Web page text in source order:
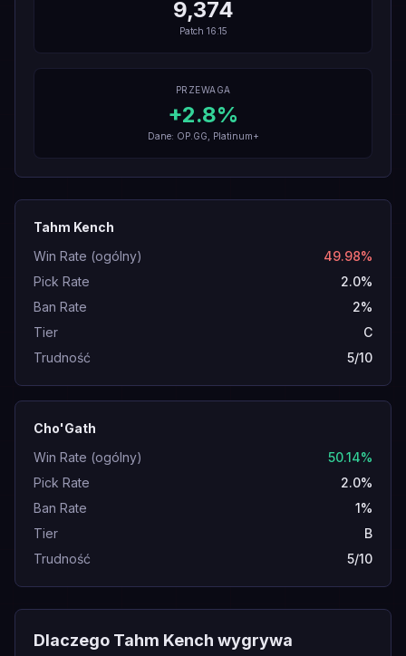
9,374
Patch 16.15
PRZEWAGA
+2.8%
Dane: OP.GG, Platinum+
Tahm Kench
Win Rate (ogólny)
49.98%
Pick Rate
2.0%
Ban Rate
2%
Tier
C
Trudność
5/10
Cho'Gath
Win Rate (ogólny)
50.14%
Pick Rate
2.0%
Ban Rate
1%
Tier
B
Trudność
5/10
Dlaczego Tahm Kench wygrywa